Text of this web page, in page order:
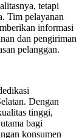
tetapi
Tim pelayanan
informasi
dan pengiriman
pelanggan.
Dengan
tinggi,
bagi
konsumen